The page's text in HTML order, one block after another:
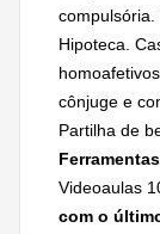
compulsória.
Hipoteca.
cônjuge e
Partilha de
Videoaulas
com o